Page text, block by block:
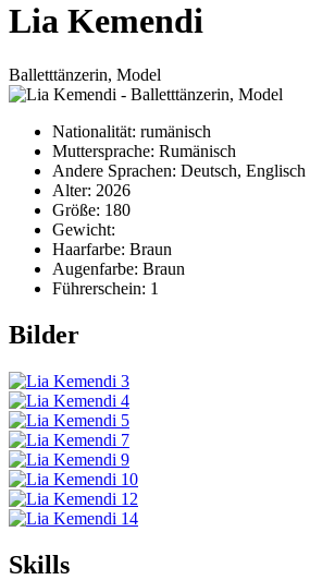
Lia Kemendi
Balletttänzerin, Model
Nationalität: rumänisch
Muttersprache: Rumänisch
Andere Sprachen: Deutsch, Englisch
Alter: 2026
Größe: 180
Gewicht:
Haarfarbe: Braun
Augenfarbe: Braun
Führerschein: 1
Bilder
Skills